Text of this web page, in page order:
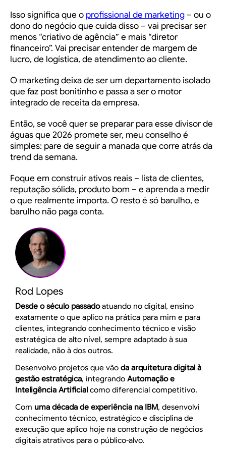
Isso significa que o profissional de marketing – ou o
dono do negócio que cuida disso – vai precisar ser
menos “criativo de agência” e mais “diretor
financeiro”. Vai precisar entender de margem de
lucro, de logística, de atendimento ao cliente.
O marketing deixa de ser um departamento isolado
que faz post bonitinho e passa a ser o motor
integrado de receita da empresa.
Então, se você quer se preparar para esse divisor de
águas que 2026 promete ser, meu conselho é
simples: pare de seguir a manada que corre atrás da
trend da semana.
Foque em construir ativos reais – lista de clientes,
reputação sólida, produto bom – e aprenda a medir
o que realmente importa. O resto é só barulho, e
barulho não paga conta.
Rod Lopes
Desde o século passadoatuando no digital, ensino
exatamente o que aplico na prática para mim e para
clientes, integrando conhecimento técnico e visão
estratégica de alto nível, sempre adaptado à sua
realidade, não à dos outros.
Desenvolvo projetos que vão da arquitetura digital à
gestão estratégica, integrando Automação e
Inteligência Artificial como diferencial competitivo.
Com uma década de experiência na IBM, desenvolvi
conhecimento técnico, estratégico e disciplina de
execução que aplico hoje na construção de negócios
digitais atrativos para o público-alvo.